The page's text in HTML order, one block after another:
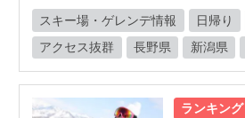
スキー場・ゲレンデ情報 日帰り
アクセス抜群
長野県 新潟県
ランキング